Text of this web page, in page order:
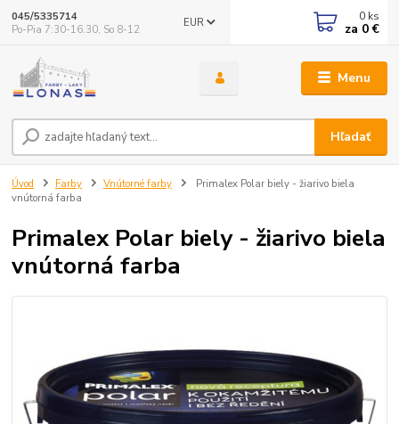
Menu
EUR
Hľadať
045/5335714
Po-Pia 7:30-16.30, So 8-12
0 ks
za 0 €
Úvod Farby Vnútorné farby
Primalex Polar biely - žiarivo biela
vnútorná farba
Primalex Polar biely - žiarivo biela
vnútorná farba